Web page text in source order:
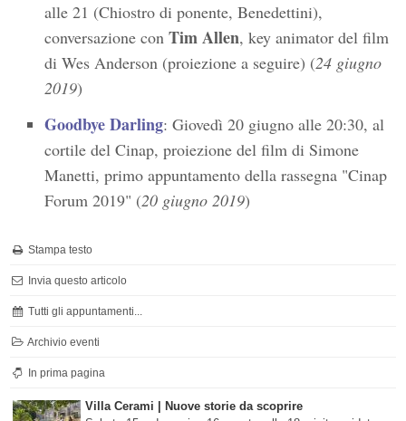
alle 21 (Chiostro di ponente, Benedettini),
conversazione con Tim Allen, key animator del film
di Wes Anderson (proiezione a seguire) (24 giugno
2019)
Goodbye Darling: Giovedì 20 giugno alle 20:30, al
cortile del Cinap, proiezione del film di Simone
Manetti, primo appuntamento della rassegna "Cinap
Forum 2019" (20 giugno 2019)
Stampa testo
Invia questo articolo
Tutti gli appuntamenti...
Archivio eventi
In prima pagina
Villa Cerami | Nuove storie da scoprire